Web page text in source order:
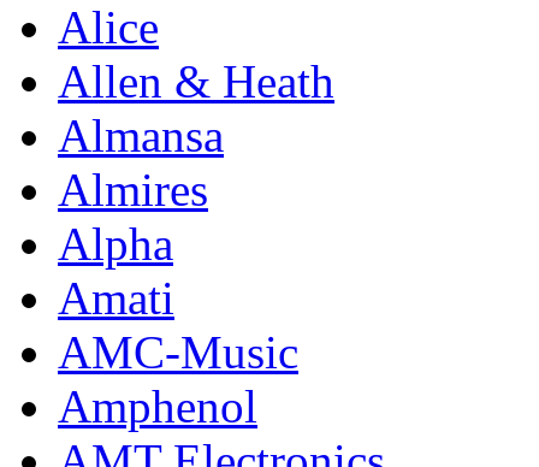
Alice
Allen & Heath
Almansa
Almires
Alpha
Amati
AMC-Music
Amphenol